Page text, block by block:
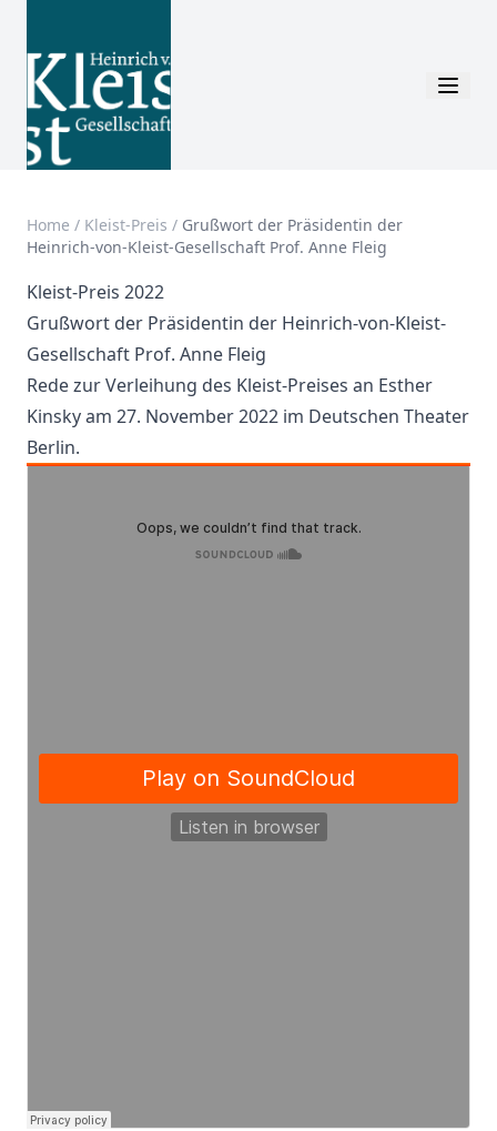
Home / Kleist-Preis / Grußwort der Präsidentin der
Heinrich-von-Kleist-Gesellschaft Prof. Anne Fleig
Kleist-Preis 2022
Grußwort der Präsidentin der Heinrich-von-Kleist-
Gesellschaft Prof. Anne Fleig
Rede zur Verleihung des Kleist-Preises an Esther
Kinsky am 27. November 2022 im Deutschen Theater
Berlin.